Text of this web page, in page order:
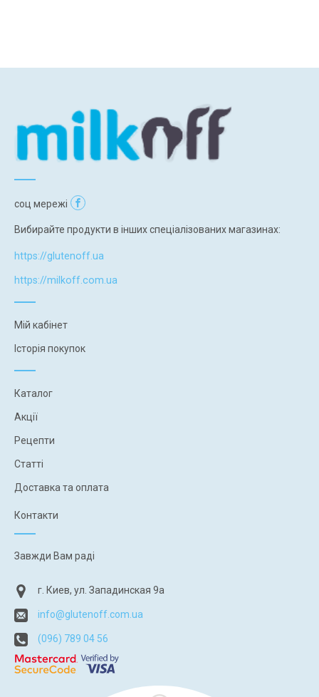
соц мережі
Вибирайте продукти в інших спеціалізованих магазинах:
https://glutenoff.ua
https://milkoff.com.ua
Мій кабінет
Історія покупок
Каталог
Акції
Рецепти
Статті
Доставка та оплата
Контакти
Завжди Вам раді
г. Киев, ул. Западинская 9а
info@glutenoff.com.ua
(096) 789 04 56